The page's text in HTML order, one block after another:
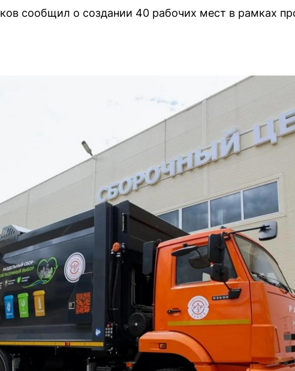
сообщил о создании 40 рабочих мест в рамках